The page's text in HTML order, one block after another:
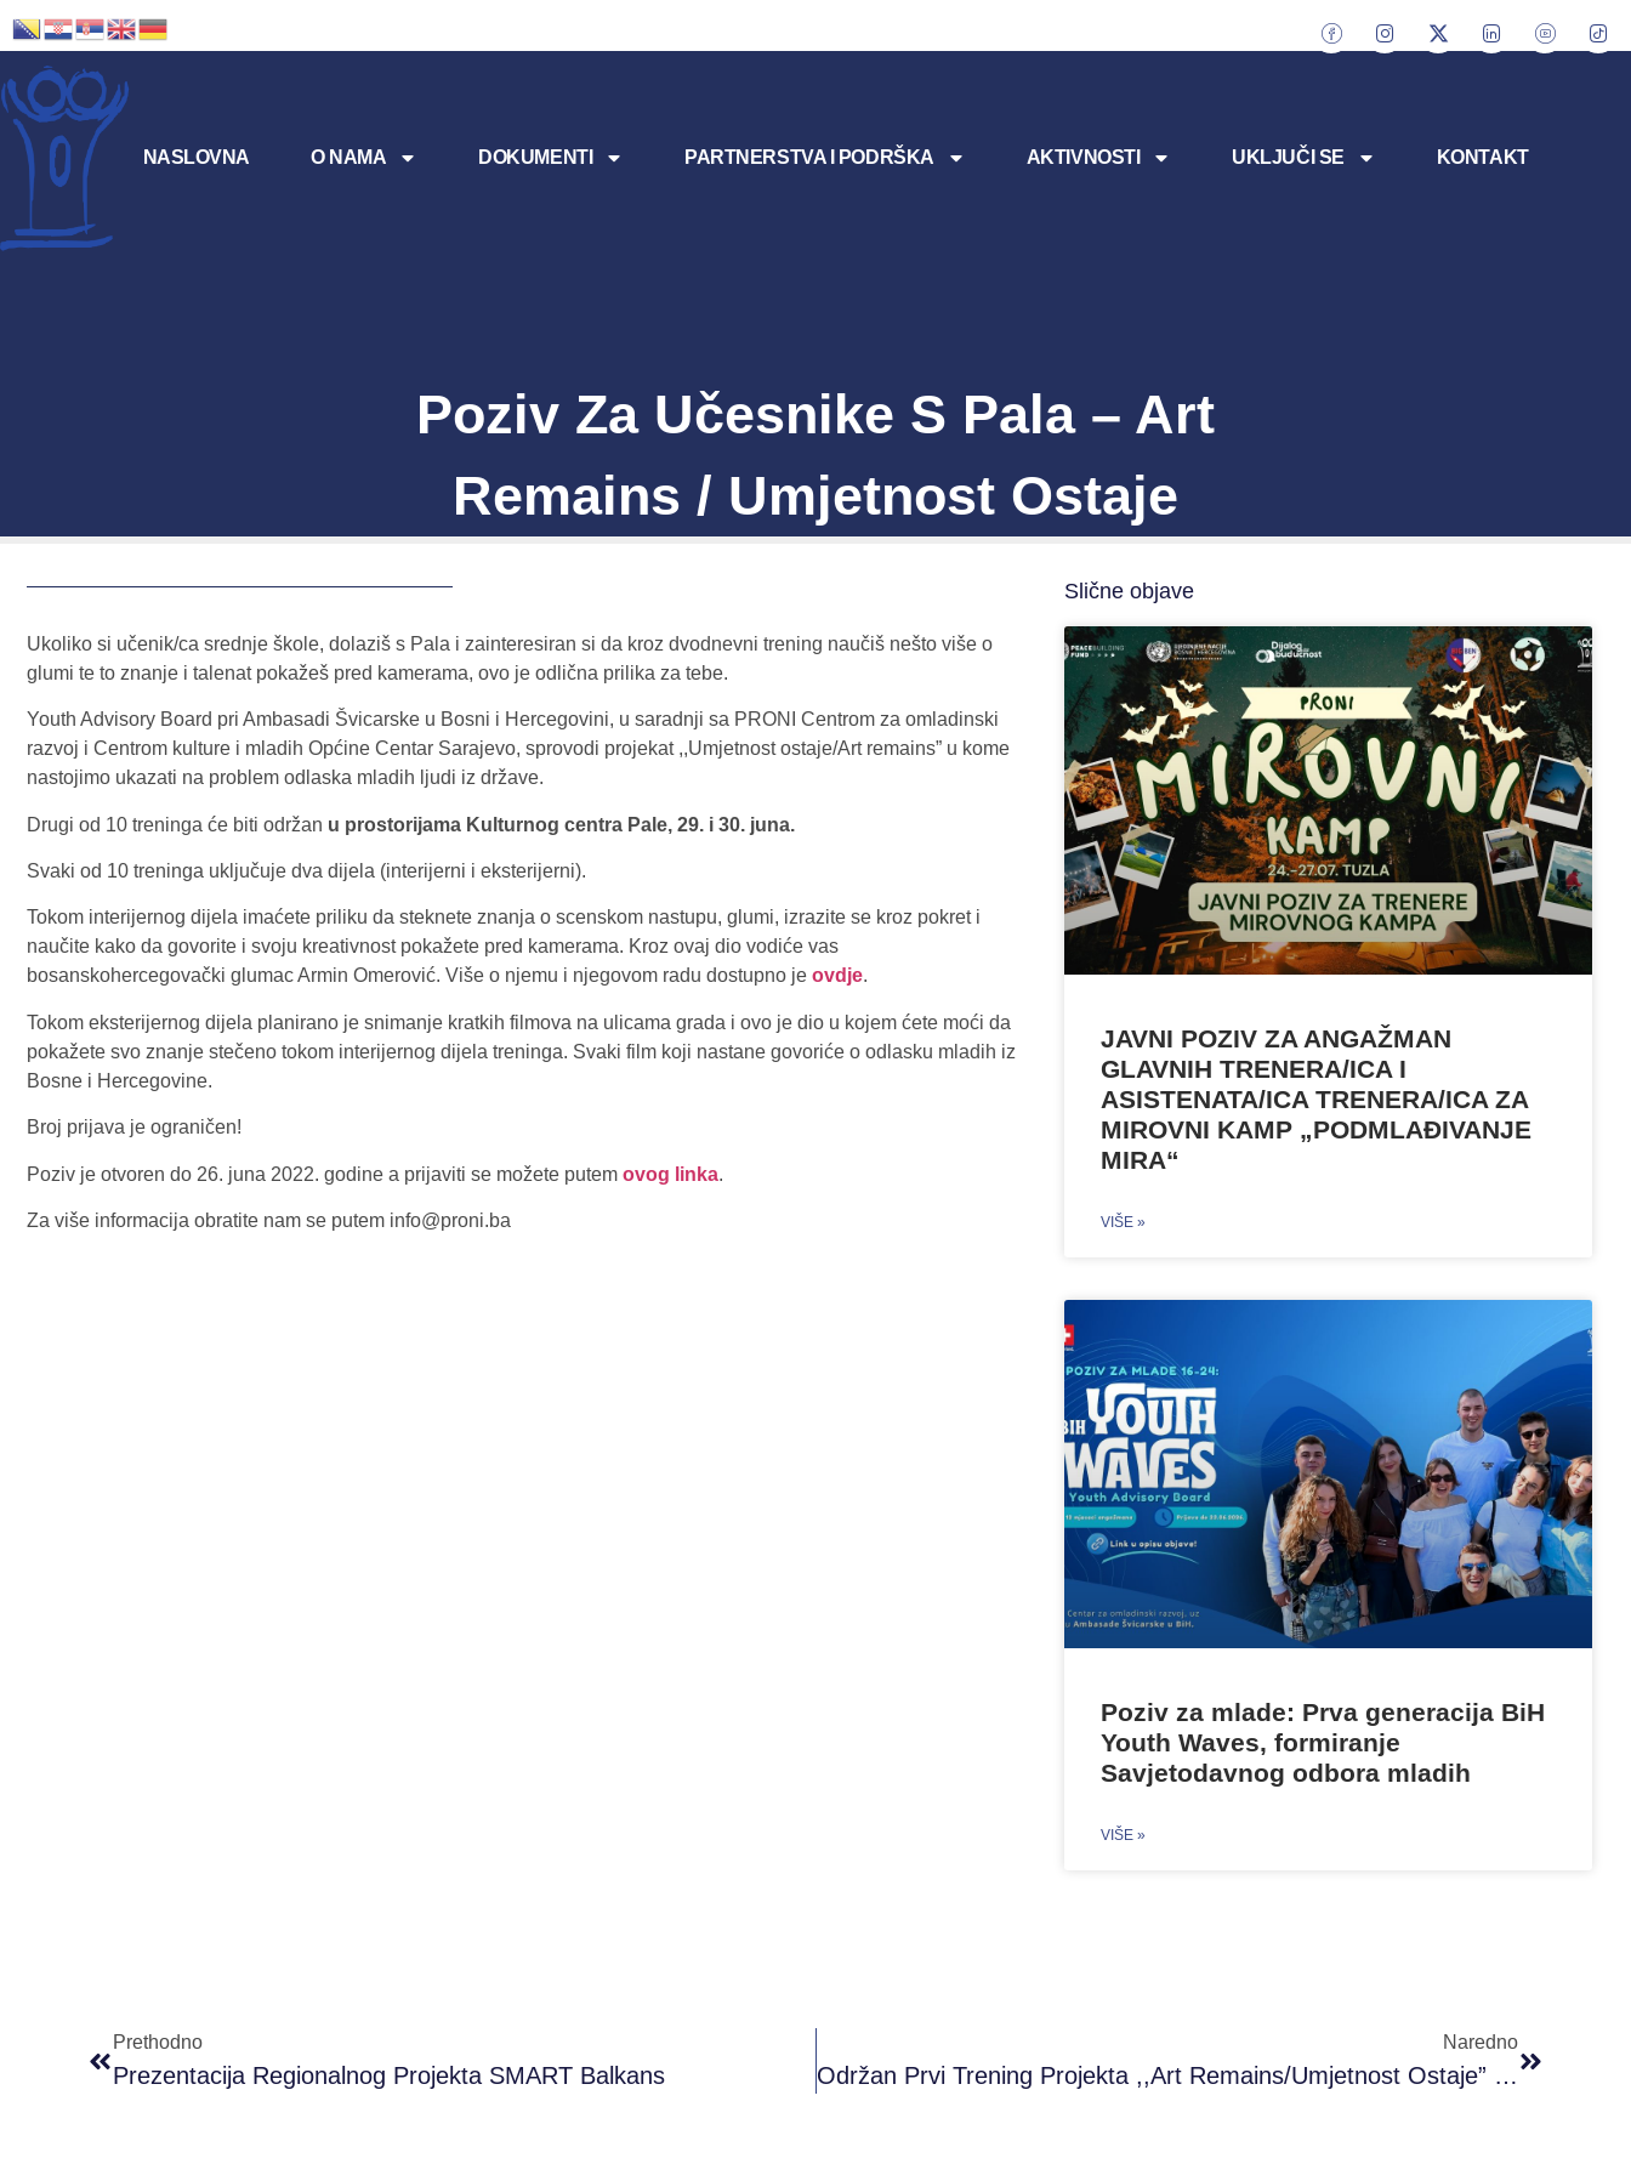
NASLOVNA O NAMA DOKUMENTI PARTNERSTVA I PODRŠKA AKTIVNOSTI UKLJUČI SE KONTAKT
Poziv Za Učesnike S Pala – Art
Remains / Umjetnost Ostaje
Ukoliko si učenik/ca srednje škole, dolaziš s Pala i zainteresiran si da kroz dvodnevni trening naučiš nešto više o
glumi te to znanje i talenat pokažeš pred kamerama, ovo je odlična prilika za tebe.
Youth Advisory Board pri Ambasadi Švicarske u Bosni i Hercegovini, u saradnji sa PRONI Centrom za omladinski
razvoj i Centrom kulture i mladih Općine Centar Sarajevo, sprovodi projekat ,,Umjetnost ostaje/Art remains” u kome
nastojimo ukazati na problem odlaska mladih ljudi iz države.
Drugi od 10 treninga će biti održan u prostorijama Kulturnog centra Pale, 29. i 30. juna.
Svaki od 10 treninga uključuje dva dijela (interijerni i eksterijerni).
Tokom interijernog dijela imaćete priliku da steknete znanja o scenskom nastupu, glumi, izrazite se kroz pokret i
naučite kako da govorite i svoju kreativnost pokažete pred kamerama. Kroz ovaj dio vodiće vas
bosanskohercegovački glumac Armin Omerović. Više o njemu i njegovom radu dostupno je ovdje.
Tokom eksterijernog dijela planirano je snimanje kratkih filmova na ulicama grada i ovo je dio u kojem ćete moći da
pokažete svo znanje stečeno tokom interijernog dijela treninga. Svaki film koji nastane govoriće o odlasku mladih iz
Bosne i Hercegovine.
Broj prijava je ograničen!
Poziv je otvoren do 26. juna 2022. godine a prijaviti se možete putem ovog linka.
Za više informacija obratite nam se putem info@proni.ba
Slične objave
JAVNI POZIV ZA ANGAŽMAN
GLAVNIH TRENERA/ICA I
ASISTENATA/ICA TRENERA/ICA ZA
MIROVNI KAMP „PODMLAĐIVANJE
MIRA“
VIŠE »
Poziv za mlade: Prva generacija BiH
Youth Waves, formiranje
Savjetodavnog odbora mladih
VIŠE »
Prethodno
Prezentacija Regionalnog Projekta SMART Balkans
Naredno
Održan Prvi Trening Projekta ,,Art Remains/Umjetnost Ostaje” U Sarajevu